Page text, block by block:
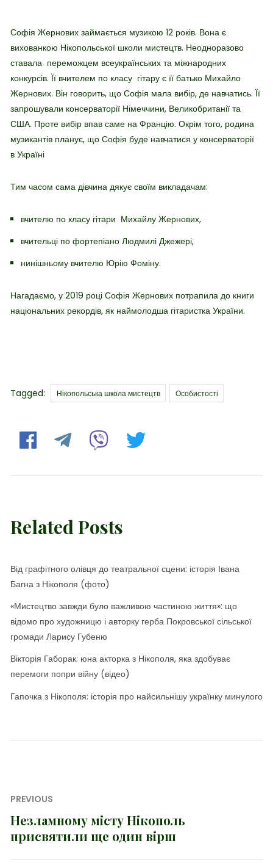
Софія Жернових займається музикою 12 років. Вона є
вихованкою Нікопольської школи мистецтв. Неодноразово
ставала переможцем всеукраїнських та міжнародних
конкурсів. Її вчителем по класу гітару є її батько Михайло
Жернових. Він говорить, що Софія мала вибір, де навчатись. Її
запрошували консерваторії Німеччини, Великобританії та
США. Проте вибір впав саме на Францію. Окрім того, родина
музикантів планує, що Софія буде навчатися у консерваторії
в Україні
Тим часом сама дівчина дякує своїм викладачам:
вчителю по класу гітари Михайлу Жернових,
вчительці по фортепіано Людмилі Джежері,
нинішньому вчителю Юрію Фоміну.
Нагадаємо, у 2019 році Софія Жернових потрапила до книги
національних рекордів, як наймолодша гітаристка України.
Tagged: Tags
Нікопольська школа мистецтв Особистості
Related Posts
Від графітного олівця до театральної сцени: історія Івана
Багна з Нікополя (фото)
«Мистецтво завжди було важливою частиною життя»: що
відомо про художницю і авторку герба Покровської сільської
громади Ларису Губеню
Вікторія Габорак: юна акторка з Нікополя, яка здобуває
перемоги попри війну (відео)
Гапочка з Нікополя: історія про найсильнішу українку минулого
Навігація
записів
PREVIOUS
Previous
post:
Незламному місту Нікополь
присвятили ще один вірш